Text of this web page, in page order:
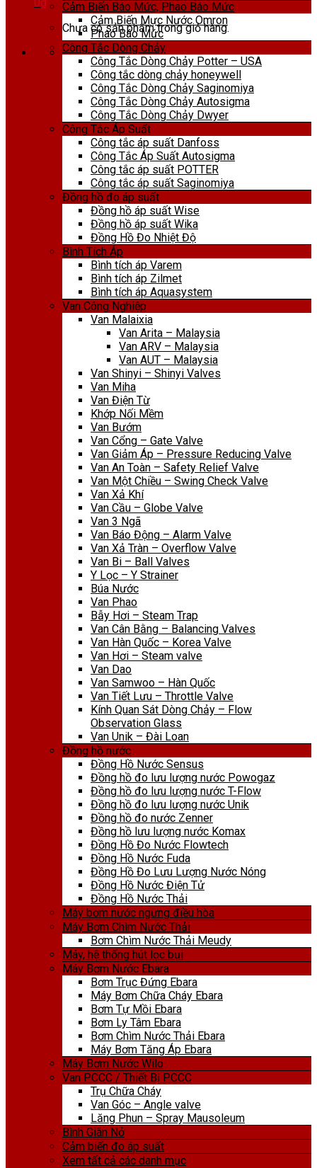
0₫
Chưa có sản phẩm trong giỏ hàng.
Cảm Biến Báo Mức, Phao Báo Mức
Cảm Biến Mực Nước Omron
Phao Báo Mức
Công Tắc Dòng Chảy
Công Tắc Dòng Chảy Potter – USA
Công tắc dòng chảy honeywell
Công Tắc Dòng Chảy Saginomiya
Công Tắc Dòng Chảy Autosigma
Công Tắc Dòng Chảy Dwyer
Công Tắc Áp Suất
Công tắc áp suất Danfoss
Công Tắc Áp Suất Autosigma
Công tắc áp suất POTTER
Công tắc áp suất Saginomiya
Đồng hồ đo áp suất
Đồng hồ áp suất Wise
Đồng hồ áp suất Wika
Đồng Hồ Đo Nhiệt Độ
Bình Tích Áp
Bình tích áp Varem
Bình tích áp Zilmet
Bình tích áp Aquasystem
Van Công Nghiệp
Van Malaixia
Van Arita – Malaysia
Van ARV – Malaysia
Van AUT – Malaysia
Van Shinyi – Shinyi Valves
Van Miha
Van Điện Từ
Khớp Nối Mềm
Van Bướm
Van Cổng – Gate Valve
Van Giảm Áp – Pressure Reducing Valve
Van An Toàn – Safety Relief Valve
Van Một Chiều – Swing Check Valve
Van Xả Khí
Van Cầu – Globe Valve
Van 3 Ngã
Van Báo Động – Alarm Valve
Van Xả Tràn – Overflow Valve
Van Bi – Ball Valves
Y Lọc – Y Strainer
Búa Nước
Van Phao
Bẫy Hơi – Steam Trap
Van Cân Bằng – Balancing Valves
Van Hàn Quốc – Korea Valve
Van Hơi – Steam valve
Van Dao
Van Samwoo – Hàn Quốc
Van Tiết Lưu – Throttle Valve
Kính Quan Sát Dòng Chảy – Flow
Observation Glass
Van Unik – Đài Loan
Đồng hồ nước
Đồng Hồ Nước Sensus
Đồng hồ đo lưu lượng nước Powogaz
Đồng hồ đo lưu lượng nước T-Flow
Đồng hồ đo lưu lượng nước Unik
Đồng hồ đo nước Zenner
Đồng hồ lưu lượng nước Komax
Đồng Hồ Đo Nước Flowtech
Đồng Hồ Nước Fuda
Đồng Hồ Đo Lưu Lượng Nước Nóng
Đồng Hồ Nước Điện Tử
Đồng Hồ Nước Thải
Máy bơm nước ngưng điều hòa
Máy Bơm Chìm Nước Thải
Bơm Chìm Nước Thải Meudy
Máy, hệ thống hút lọc bụi
Máy Bơm Nước Ebara
Bơm Trục Đứng Ebara
Máy Bơm Chữa Cháy Ebara
Bơm Tự Mồi Ebara
Bơm Ly Tâm Ebara
Bơm Chìm Nước Thải Ebara
Máy Bơm Tăng Áp Ebara
Máy Bơm Nước Wilo
Van PCCC / Thiết Bị PCCC
Trụ Chữa Cháy
Van Góc – Angle valve
Lăng Phun – Spray Mausoleum
Bình Giãn Nở
Cảm biến đo áp suất
Xem tất cả các danh mục